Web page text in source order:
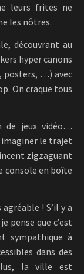
leurs frites ne
les nôtres.
découvrant au
hyper canons
posters, …) avec
On craque tous
de jeux vidéo…
le trajet
zigzaguant
console en boîte
! S’il y a
pense que c’est
sympathique à
dans des
la ville est